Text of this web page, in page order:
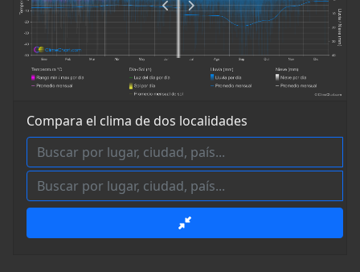
Compara el clima de dos localidades